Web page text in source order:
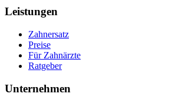
Leistungen
Zahnersatz
Preise
Für Zahnärzte
Ratgeber
Unternehmen